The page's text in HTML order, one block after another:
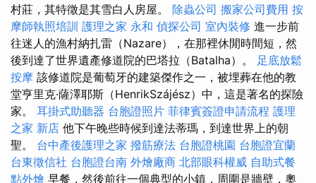
村莊，其特徵是其雪白人房屋。 除蟲公司 搬家公司費用 按
摩師執照培訓 護理之家 永和 偵探公司 室內裝修 進一步前
往迷人的漁村納扎雷（Nazare），在那裡休閒時間短，然
後到達了世界遺產修道院的巴塔拉（Batalha）。 足底放鬆
按摩 該修道院是葡萄牙的建築傑作之一，被埋葬在他的教
堂亨里克·薩澤耶斯（HenrikSzájész）中，這是著名的探險
家。 耳掛式助聽器 台胞證照片 菲律賓簽證申請流程 護理
之家 新店 他下午晚些時候到達法蒂瑪，到達世界上的朝
聖。 台中產後護理之家 撥筋療法 台胞證桃園 台胞證宜蘭
台東徵信社 台胞證台南 外燴廠商 北部眼科權威 自助式餐
點外燴 早餐，然後前往一個典型的小鎮，周圍是牆壁，奧